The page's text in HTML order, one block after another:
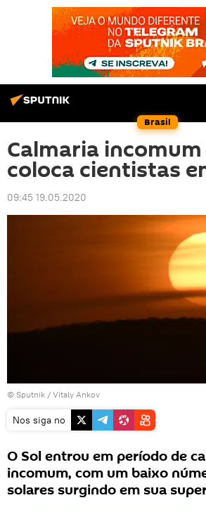
Brasil
Calmaria incomum
coloca cientistas
09:45 19.05.2020
© Sputnik / Vitaly Ankov
Nos siga no
O Sol entrou em período de
incomum, com um baixo
solares surgindo em sua